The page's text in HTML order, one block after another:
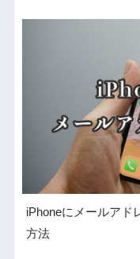
iPhoneにメールアド
方法